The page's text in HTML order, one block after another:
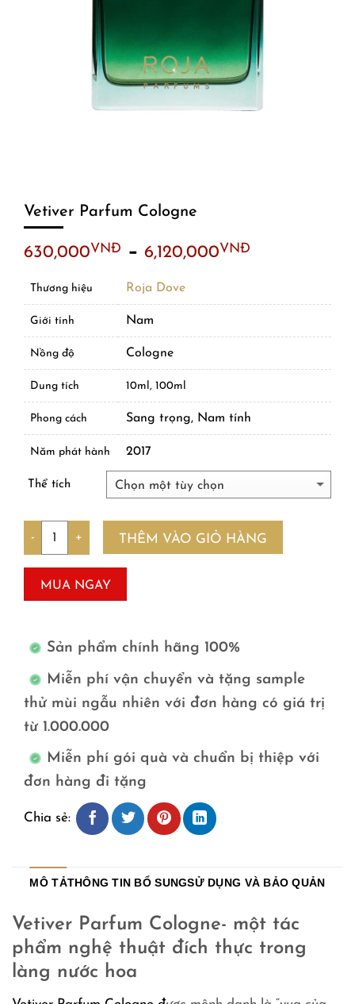
Vetiver Parfum Cologne
630,000VNĐ – 6,120,000VNĐ
Thương hiệu Roja Dove
Giới tính Nam
Nồng độ Cologne
Dung tích 10ml, 100ml
Phong cách Sang trọng, Nam tính
Năm phát hành 2017
Thể tích
THÊM VÀO GIỎ HÀNG
MUA NGAY
Sản phẩm chính hãng 100%
Miễn phí vận chuyển và tặng sample
thử mùi ngẫu nhiên với đơn hàng có giá trị
từ 1.000.000
Miễn phí gói quà và chuẩn bị thiệp với
đơn hàng đi tặng
Chia sẻ:
MÔ TẢTHÔNG TIN BỔ SUNGSỬ DỤNG VÀ BẢO QUẢN
Vetiver Parfum Cologne- một tác
phẩm nghệ thuật đích thực trong
làng nước hoa